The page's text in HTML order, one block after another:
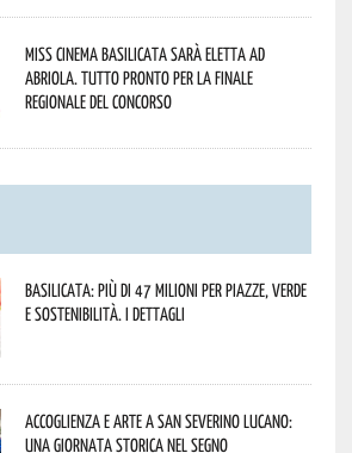
Miss Cinema Basilicata sarà eletta ad
Abriola. Tutto pronto per la finale
regionale del concorso
Basilicata: più di 47 milioni per piazze, verde
e sostenibilità. I dettagli
Accoglienza e arte a San Severino Lucano:
una giornata storica nel segno